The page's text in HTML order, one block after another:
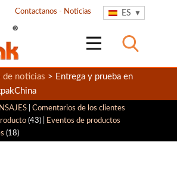
ES
Contactanos - Noticias
de noticias > Entrega y prueba en
Comentarios de los clientes
(43) |
Eventos de productos
(18)